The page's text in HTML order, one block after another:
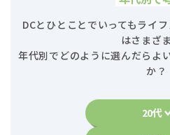
DCとひとことでいってもライ
はさまざ
年代別でどのように選んだらよ
か？
20代